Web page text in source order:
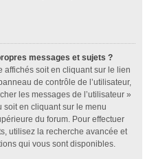
messages et sujets ?
affichés soit en cliquant sur le lien
de contrôle de l’utilisateur,
les messages de l’utilisateur »
soit en cliquant sur le menu
du forum. Pour effectuer
utilisez la recherche avancée et
qui vous sont disponibles.